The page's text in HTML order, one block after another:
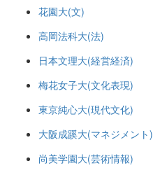
花園大(文)
高岡法科大(法)
日本文理大(経営経済)
梅花女子大(文化表現)
東京純心大(現代文化)
大阪成蹊大(マネジメント)
尚美学園大(芸術情報)